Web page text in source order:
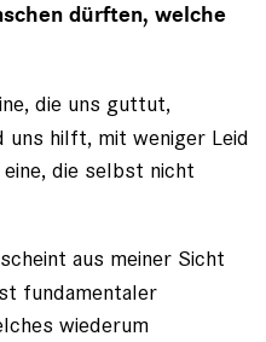
dürften, welche
die uns guttut,
uns hilft, mit weniger Leid
die selbst nicht
aus meiner Sicht
fundamentaler
wiederum